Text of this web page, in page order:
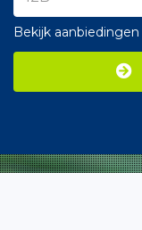
Bekijk aanbiedingen